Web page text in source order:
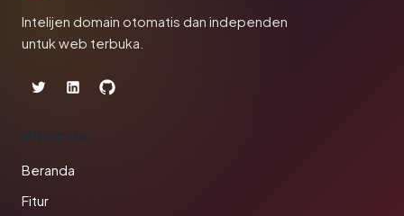
Intelijen domain otomatis dan independen
untuk web terbuka.
PRODUK
Beranda
Fitur